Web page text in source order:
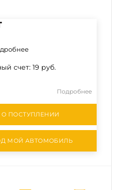
счет: 19 руб.
Подробнее
ПОСТУПЛЕНИИ
МОЙ АВТОМОБИЛЬ